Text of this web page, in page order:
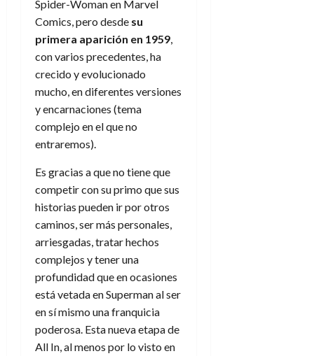
Spider-Woman en Marvel
Comics, pero desde su
primera aparición en 1959,
con varios precedentes, ha
crecido y evolucionado
mucho, en diferentes versiones
y encarnaciones (tema
complejo en el que no
entraremos).
Es gracias a que no tiene que
competir con su primo que sus
historias pueden ir por otros
caminos, ser más personales,
arriesgadas, tratar hechos
complejos y tener una
profundidad que en ocasiones
está vetada en Superman al ser
en sí mismo una franquicia
poderosa. Esta nueva etapa de
All In, al menos por lo visto en